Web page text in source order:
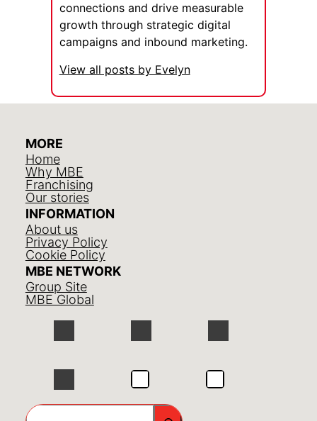
connections and drive measurable
growth through strategic digital
campaigns and inbound marketing.
View all posts by Evelyn
MORE
Home
Why MBE
Franchising
Our stories
INFORMATION
About us
Privacy Policy
Cookie Policy
MBE NETWORK
Group Site
MBE Global
GO